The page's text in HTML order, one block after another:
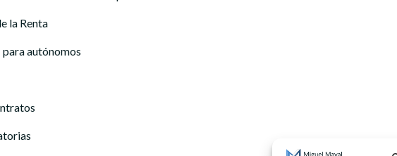
la Renta
para autónomos